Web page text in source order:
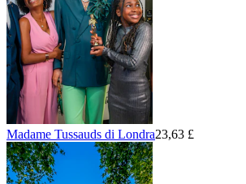
Madame Tussauds di Londra23,63 £